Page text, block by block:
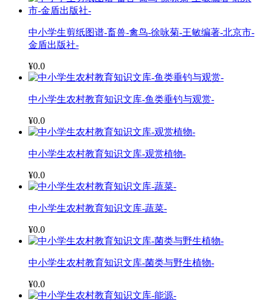
中小学生剪纸图谱-畜兽-禽鸟-徐咏菊-王敏编著-北京市-
金盾出版社-
¥0.0
中小学生农村教育知识文库-鱼类垂钓与观赏-
¥0.0
中小学生农村教育知识文库-观赏植物-
¥0.0
中小学生农村教育知识文库-蔬菜-
¥0.0
中小学生农村教育知识文库-菌类与野生植物-
¥0.0